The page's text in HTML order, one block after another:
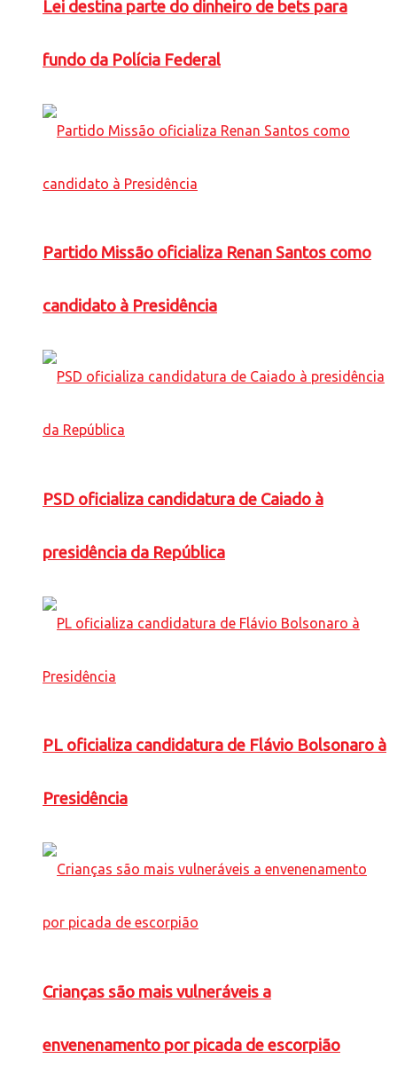
Lei destina parte do dinheiro de bets para
fundo da Polícia Federal
Partido Missão oficializa Renan Santos como
candidato à Presidência
PSD oficializa candidatura de Caiado à
presidência da República
PL oficializa candidatura de Flávio Bolsonaro à
Presidência
Crianças são mais vulneráveis a
envenenamento por picada de escorpião